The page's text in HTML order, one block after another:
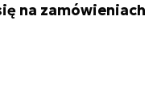
na zamówieniach